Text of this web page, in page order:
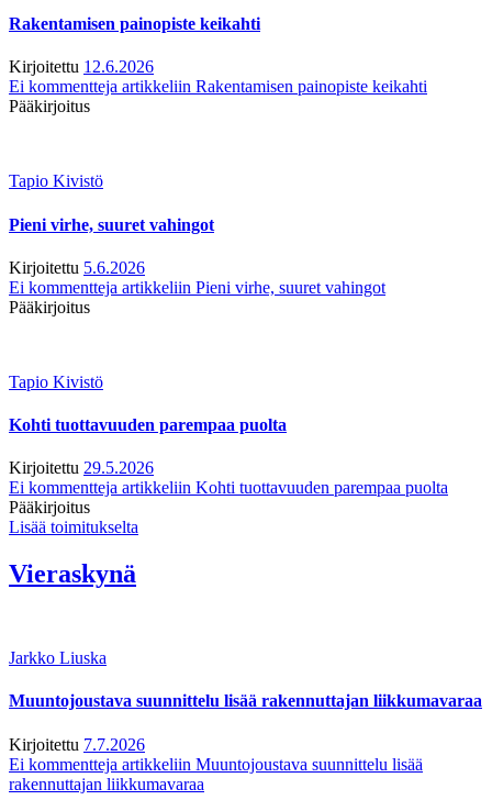
Rakentamisen painopiste keikahti
Kirjoitettu 12.6.2026
Ei kommentteja artikkeliin Rakentamisen painopiste keikahti
Pääkirjoitus
Tapio Kivistö
Pieni virhe, suuret vahingot
Kirjoitettu 5.6.2026
Ei kommentteja artikkeliin Pieni virhe, suuret vahingot
Pääkirjoitus
Tapio Kivistö
Kohti tuottavuuden parempaa puolta
Kirjoitettu 29.5.2026
Ei kommentteja artikkeliin Kohti tuottavuuden parempaa puolta
Pääkirjoitus
Lisää toimitukselta
Vieraskynä
Jarkko Liuska
Muuntojoustava suunnittelu lisää rakennuttajan liikkumavaraa
Kirjoitettu 7.7.2026
Ei kommentteja artikkeliin Muuntojoustava suunnittelu lisää
rakennuttajan liikkumavaraa